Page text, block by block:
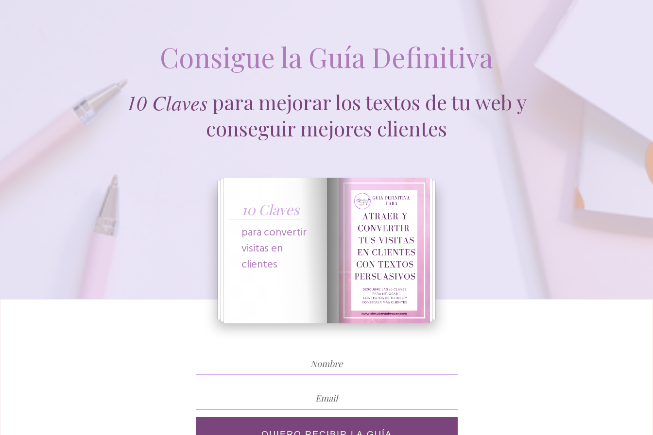
Consigue la Guía Definitiva
10 Clavespara mejorar los textos de tu web y
conseguir mejores clientes
10 Claves
para convertir
visitas en
clientes